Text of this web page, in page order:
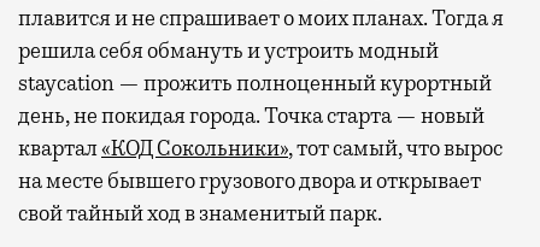
плавится и не спрашивает о моих планах. Тогда я
решила себя обмануть и устроить модный
staycation — прожить полноценный курортный
день, не покидая города. Точка старта — новый
квартал«КОД Сокольники», тот самый, что вырос
на месте бывшего грузового двора и открывает
свой тайный ход в знаменитый парк.